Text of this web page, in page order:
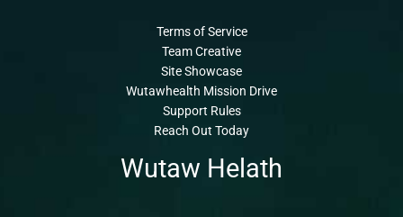
Terms of Service
Team Creative
Site Showcase
Wutawhealth Mission Drive
Support Rules
Reach Out Today
Wutaw Helath